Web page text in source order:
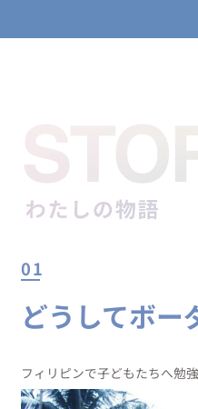
01
どうしてボー
フィリピンで子どもたちへ勉